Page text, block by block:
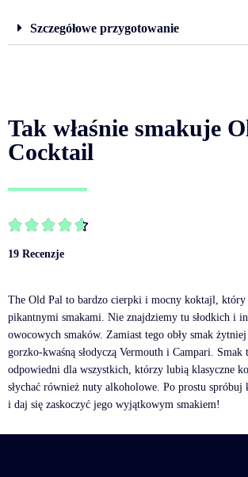
Szczegółowe przygotowanie
Tak właśnie smakuje
Cocktail

19 Recenzje
The Old Pal to bardzo cierpki i mocny koktajl, który
pikantnymi smakami. Nie znajdziemy tu słodkich i
owocowych smaków. Zamiast tego obły smak
gorzko-kwaśną słodyczą Vermouth i Campari. Smak
odpowiedni dla wszystkich, którzy lubią klasyczne
słychać również nuty alkoholowe. Po prostu
i daj się zaskoczyć jego wyjątkowym smakiem!